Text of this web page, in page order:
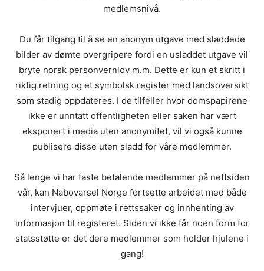
medlemsnivå.
Du får tilgang til å se en anonym utgave med sladdede
bilder av dømte overgripere fordi en usladdet utgave vil
bryte norsk personvernlov m.m. Dette er kun et skritt i
riktig retning og et symbolsk register med landsoversikt
som stadig oppdateres. I de tilfeller hvor domspapirene
ikke er unntatt offentligheten eller saken har vært
eksponert i media uten anonymitet, vil vi også kunne
publisere disse uten sladd for våre medlemmer.
Så lenge vi har faste betalende medlemmer på nettsiden
vår, kan Nabovarsel Norge fortsette arbeidet med både
intervjuer, oppmøte i rettssaker og innhenting av
informasjon til registeret. Siden vi ikke får noen form for
statsstøtte er det dere medlemmer som holder hjulene i
gang!